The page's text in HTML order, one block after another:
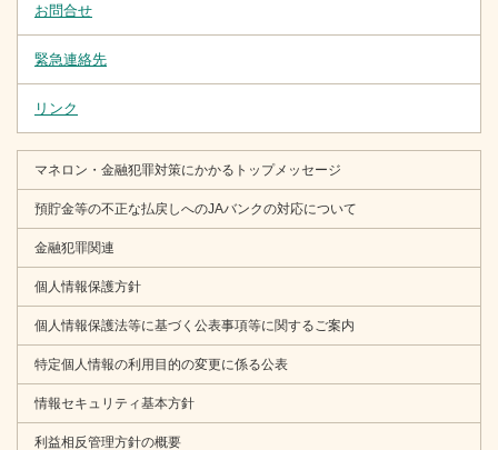
お問合せ
緊急連絡先
リンク
マネロン・金融犯罪対策にかかるトップメッセージ
預貯金等の不正な払戻しへのJAバンクの対応について
金融犯罪関連
個人情報保護方針
個人情報保護法等に基づく公表事項等に関するご案内
特定個人情報の利用目的の変更に係る公表
情報セキュリティ基本方針
利益相反管理方針の概要